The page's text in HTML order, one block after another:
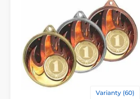
Varianty (60)